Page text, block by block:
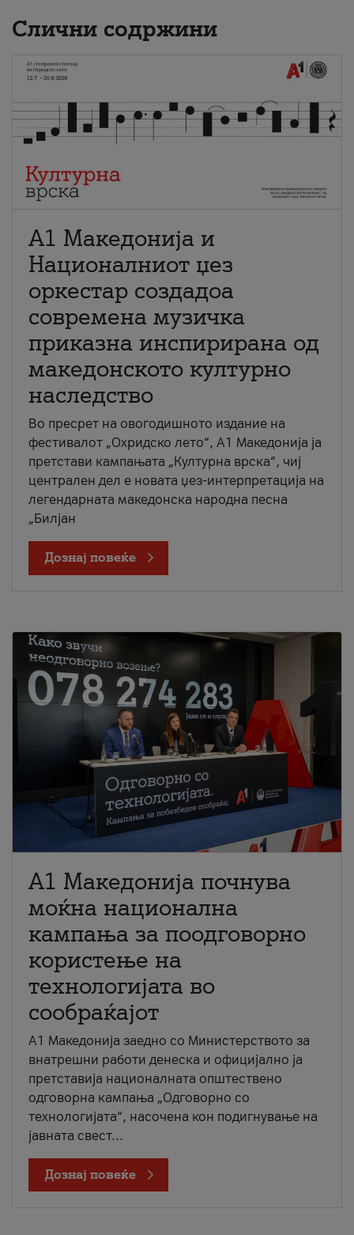
Слични содржини
А1 Македонија и
Националниот џез
оркестар создадоа
современа музичка
приказна инспирирана од
македонското културно
наследство
Во пресрет на овогодишното издание на
фестивалот „Охридско лето“, А1 Македонија ја
претстави кампањата „Културна врска“, чиј
централен дел е новата џез-интерпретација на
легендарната македонска народна песна
„Билјан
Дознај повеќе
A1 Македонија почнува
моќна национална
кампања за поодговорно
користење на
технологијата во
сообраќајот
A1 Македонија заедно со Министерството за
внатрешни работи денеска и официјално ја
претставија националната општествено
одговорна кампања „Одговорно со
технологијата“, насочена кон подигнување на
јавната свест...
Дознај повеќе